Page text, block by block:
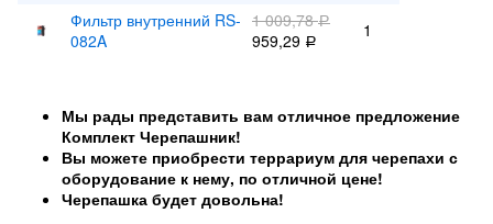
Фильтр внутренний RS-
082A
1 009,78Р
959,29 Р
1
Мы рады представить вам отличное предложение
Комплект Черепашник!
Вы можете приобрести террариум для черепахи с
оборудование к нему, по отличной цене!
Черепашка будет довольна!